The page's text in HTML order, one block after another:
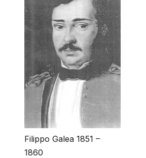
Filippo Galea 1851 –
1860